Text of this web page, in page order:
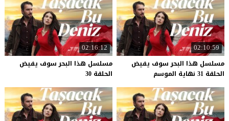
02:10:59
مسلسل هذا البحر سوف يفيض
الحلقة 31 نهاية الموسم
02:16:12
مسلسل هذا البحر سوف يفيض
الحلقة 30